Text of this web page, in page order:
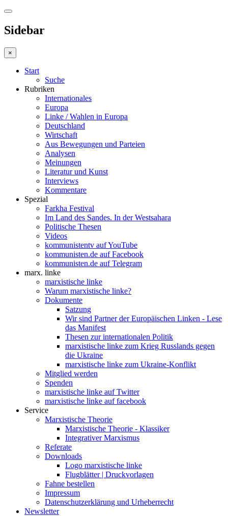
Sidebar
×
Start
Suche
Rubriken
Internationales
Europa
Linke / Wahlen in Europa
Deutschland
Wirtschaft
Aus Bewegungen und Parteien
Analysen
Meinungen
Literatur und Kunst
Interviews
Kommentare
Spezial
Farkha Festival
Im Land des Sandes. In der Westsahara
Politische Thesen
Videos
kommunistentv auf YouTube
kommunisten.de auf Facebook
kommunisten.de auf Telegram
marx. linke
marxistische linke
Warum marxistische linke?
Dokumente
Satzung
Wir sind Partner der Europäischen Linken - Lese
das Manifest
Thesen zur internationalen Politik
marxistische linke zum Krieg Russlands gegen
die Ukraine
marxistische linke zum Ukraine-Konflikt
Mitglied werden
Spenden
marxistische linke auf Twitter
marxistische linke auf facebook
Service
Marxistische Theorie
Marxistische Theorie - Klassiker
Integrativer Marxismus
Referate
Downloads
Logo marxistische linke
Flugblätter | Druckvorlagen
Fahne bestellen
Impressum
Datenschutzerklärung und Urheberrecht
Newsletter